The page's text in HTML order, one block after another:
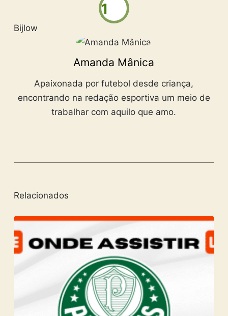
1
Bijlow
Amanda Mânica
Apaixonada por futebol desde criança,
encontrando na redação esportiva um meio de
trabalhar com aquilo que amo.
Relacionados